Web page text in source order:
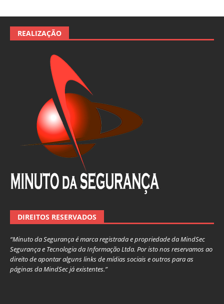
REALIZAÇÃO
DIREITOS RESERVADOS
“Minuto da Segurança é marca registrada e propriedade da MindSec
Segurança e Tecnologia da Informação Ltda. Por isto nos reservamos ao
direito de apontar alguns links de mídias sociais e outros para as
páginas da MindSec já existentes.”